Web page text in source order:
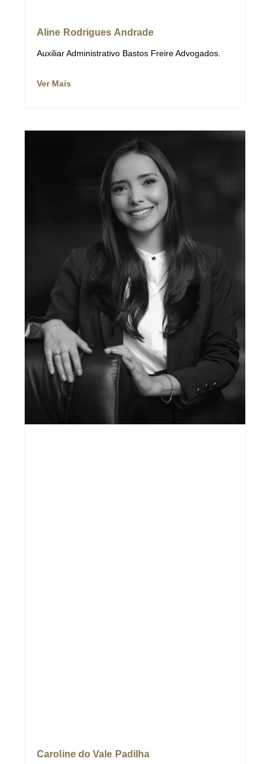
Aline Rodrigues Andrade
Auxiliar Administrativo Bastos Freire Advogados.
Ver Mais
Caroline do Vale Padilha